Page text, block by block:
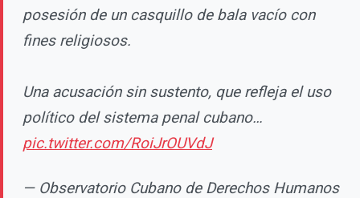
posesión de un casquillo de bala vacío con
fines religiosos.
Una acusación sin sustento, que refleja el uso
político del sistema penal cubano…
pic.twitter.com/RoiJrOUVdJ
— Observatorio Cubano de Derechos Humanos